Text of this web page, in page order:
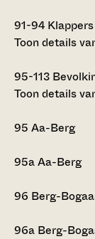
91-94
Toon details
95-113
Toon details
95 Aa-Berg
95aAa-Berg
96 Berg-
96a Berg-